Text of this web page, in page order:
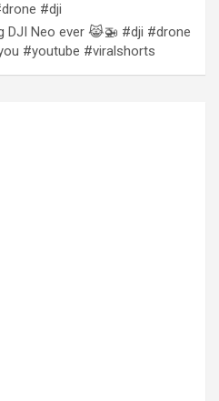
#dji
DJI Neo ever 😹🚁 #dji #drone
#youtube #viralshorts